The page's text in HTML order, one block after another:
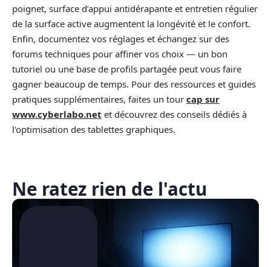
poignet, surface d’appui antidérapante et entretien régulier
de la surface active augmentent la longévité et le confort.
Enfin, documentez vos réglages et échangez sur des
forums techniques pour affiner vos choix — un bon
tutoriel ou une base de profils partagée peut vous faire
gagner beaucoup de temps. Pour des ressources et guides
pratiques supplémentaires, faites un tour cap sur
www.cyberlabo.net et découvrez des conseils dédiés à
l’optimisation des tablettes graphiques.
Ne ratez rien de l'actu